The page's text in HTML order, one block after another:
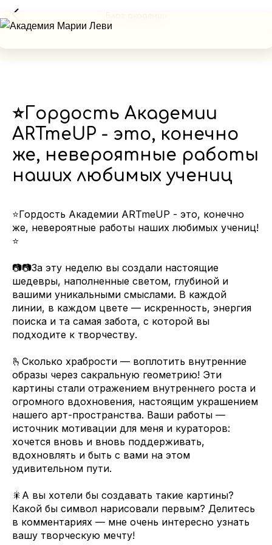
⭐Гордость Академии
ARTmeUP - это, конечно
же, невероятные работы
наших любимых учениц
⭐Гордость Академии ARTmeUP - это, конечно
же, невероятные работы наших любимых учениц!
⭐
📷📷За эту неделю вы создали настоящие
шедевры, наполненные светом, глубиной и
вашими уникальными смыслами. В каждой
линии, в каждом цвете — искренность, энергия
поиска и та самая забота, с которой вы
подходите к творчеству.
🫰Сколько храбрости — воплотить внутренние
образы через сакральную геометрию! Эти
картины стали отражением внутреннего роста и
огромного вдохновения, настоящим украшением
нашего арт-пространства. Ваши работы —
источник мотивации для меня и кураторов:
хочется вновь и вновь поддерживать,
вдохновлять и быть с вами на этом
удивительном пути.
🎇А вы хотели бы создавать такие картины?
Какой бы символ нарисовали первым? Делитесь
в комментариях — мне очень интересно узнать
вашу творческую мечту!